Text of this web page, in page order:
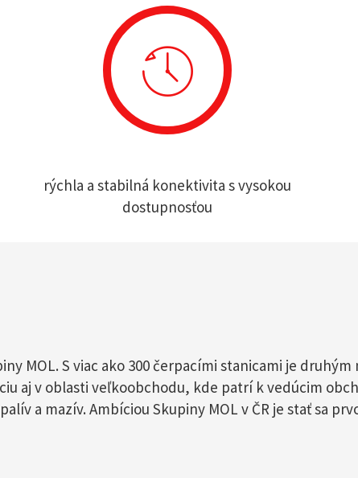
rýchla a stabilná konektivita s vysokou
dostupnosťou
MOL. S viac ako 300 čerpacími stanicami je
aj v oblasti veľkoobchodu, kde patrí k vedúcim
a mazív. Ambíciou Skupiny MOL v ČR je stať sa